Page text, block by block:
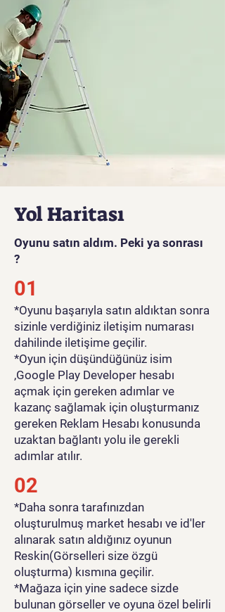
Yol Haritası
Oyunu satın aldım. Peki ya sonrası
?
01
*Oyunu başarıyla satın aldıktan sonra
sizinle verdiğiniz iletişim numarası
dahilinde iletişime geçilir.
*Oyun için düşündüğünüz isim
,Google Play Developer hesabı
açmak için gereken adımlar ve
kazanç sağlamak için oluşturmanız
gereken Reklam Hesabı konusunda
uzaktan bağlantı yolu ile gerekli
adımlar atılır.
02
*Daha sonra tarafınızdan
oluşturulmuş market hesabı ve id'ler
alınarak satın aldığınız oyunun
Reskin(Görselleri size özgü
oluşturma) kısmına geçilir.
*Mağaza için yine sadece sizde
bulunan görseller ve oyuna özel belirli